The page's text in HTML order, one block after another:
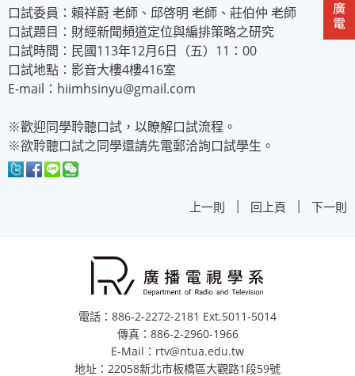
口試委員：賴祥蔚 老師、邱啓明 老師、莊伯仲 老師
口試題目：財經新聞頻道定位與編排策略之研究
口試時間：民國113年12月6日（五）11：00
口試地點：影音大樓4樓416室
E-mail：hiimhsinyu@gmail.com
※歡迎同學聆聽口試，以瞭解口試流程。
※欲聆聽口試之同學還請先電郵洽詢口試學生。
上一則 | 回上頁 | 下一則
電話：886-2-2272-2181 Ext.5011-5014
傳真：886-2-2960-1966
E-Mail：rtv@ntua.edu.tw
地址：22058新北市板橋區大觀路1段59號